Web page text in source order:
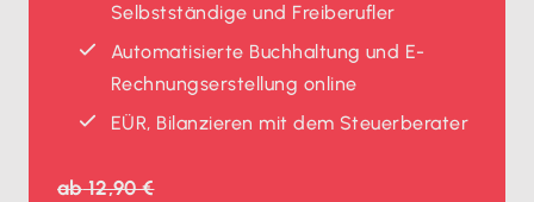
Selbstständige und Freiberufler
Automatisierte Buchhaltung und E-
Rechnungserstellung online
EÜR, Bilanzieren mit dem Steuerberater
ab12,90 €